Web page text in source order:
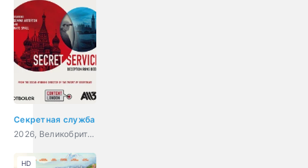
Секретная служба
2026, Великобритания, триллер, драма
HD